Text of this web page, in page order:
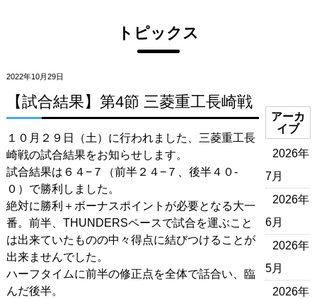
トピックス
2022年10月29日
【試合結果】第4節 三菱重工長崎戦
１０月２９日（土）に行われました、三菱重工長
崎戦の試合結果をお知らせします。
試合結果は６４−７（前半２４−７、後半４０-
０）で勝利しました。
絶対に勝利＋ボーナスポイントが必要となる大一
番。前半、THUNDERSペースで試合を運ぶこと
は出来ていたものの中々得点に結びつけることが
出来ませんでした。
ハーフタイムに前半の修正点を全体で話合い、臨
んだ後半。
アーカ
イブ
2026年
7月
2026年
6月
2026年
5月
2026年